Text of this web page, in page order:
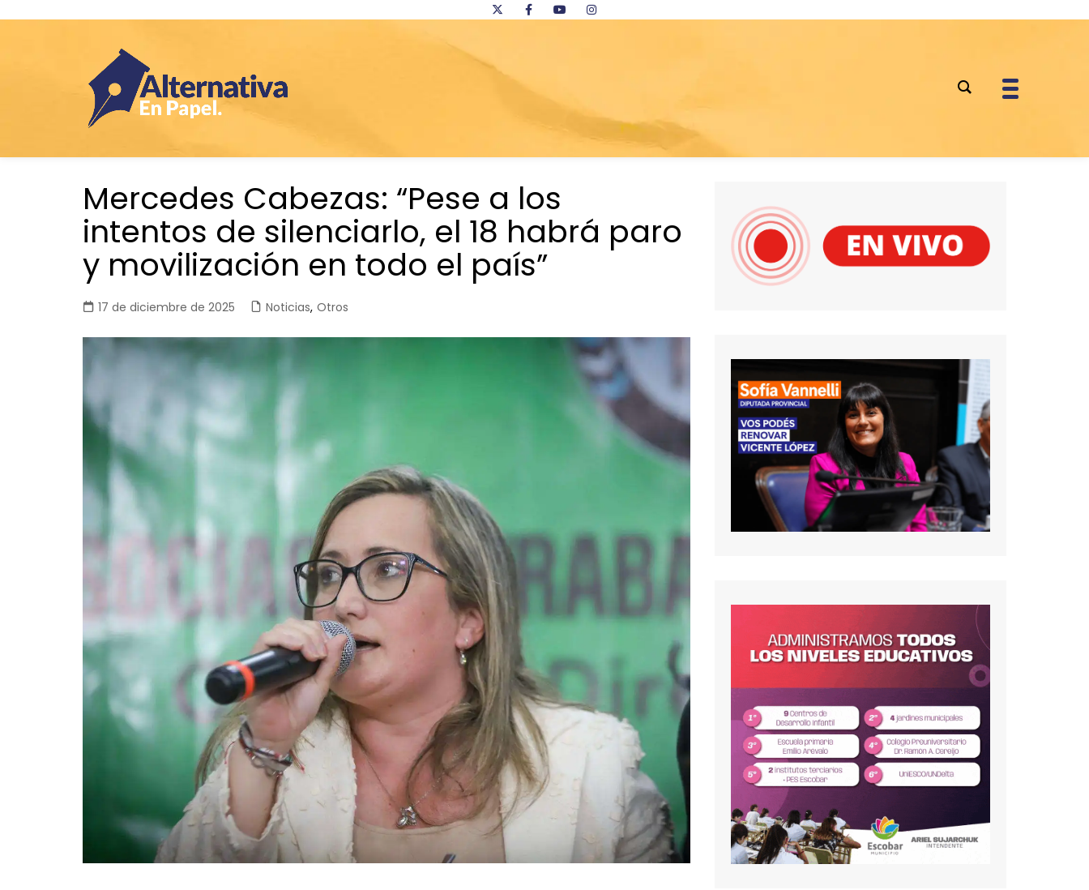
Mercedes Cabezas: “Pese a los
intentos de silenciarlo, el 18 habrá paro
y movilización en todo el país”
17 de diciembre de 2025 Noticias, Otros